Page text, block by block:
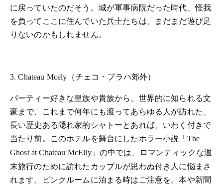
に戻っていたのだそう。城が軍事病院だった時代、怪我
を負ってここに住んでいた兵士たちは、まだまだ遊び足
りないのかもしれません。
3. Chateau Mcely
（チェコ・プラハ郊外）
パーティー好きな皇族や貴族から、世界的に知られる文
豪まで、これまで何年にも渡ってあらゆる人が訪れた、
長い歴史ある隠れ家的シャトーとあれば、いわく付きで
当たり前。このホテルを舞台にしたホラー小説「The
Ghost at Chateau McElly」の中では、ロマンティックな週
末旅行のために訪れたカップルが思わぬ付き人に悩まさ
れます。ピンクルームに泊まる時はご注意を。本や新聞